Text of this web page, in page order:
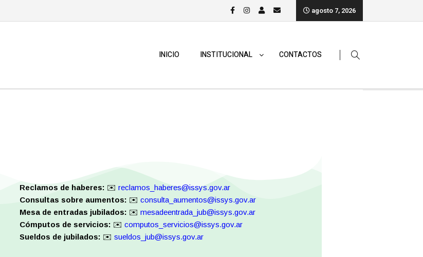
agosto 7, 2026
INICIO INSTITUCIONAL CONTACTOS
Reclamos de haberes: ✉️ reclamos_haberes@issys.gov.ar
Consultas sobre aumentos: ✉️ consulta_aumentos@issys.gov.ar
Mesa de entradas jubilados: ✉️ mesadeentrada_jub@issys.gov.ar
Cómputos de servicios: ✉️ computos_servicios@issys.gov.ar
Sueldos de jubilados: ✉️ sueldos_jub@issys.gov.ar